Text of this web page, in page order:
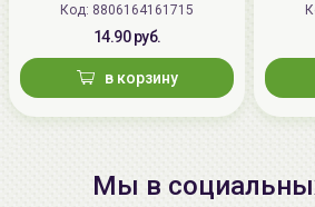
Код: 8806164161715
14.90 руб.
в корзину
Мы в